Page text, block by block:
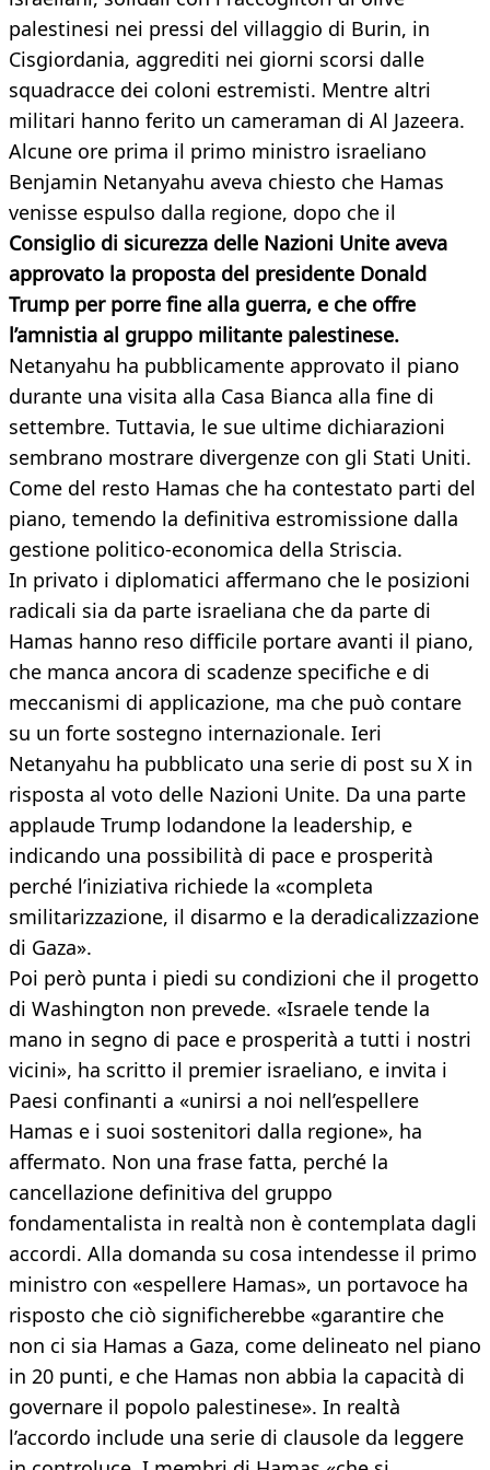
palestinesi nei pressi del villaggio di Burin, in
Cisgiordania, aggrediti nei giorni scorsi dalle
squadracce dei coloni estremisti. Mentre altri
militari hanno ferito un cameraman di Al Jazeera.
Alcune ore prima il primo ministro israeliano
Benjamin Netanyahu aveva chiesto che Hamas
venisse espulso dalla regione, dopo che il
Consiglio di sicurezza delle Nazioni Unite aveva
approvato la proposta del presidente Donald
Trump per porre fine alla guerra, e che offre
l’amnistia al gruppo militante palestinese.
Netanyahu ha pubblicamente approvato il piano
durante una visita alla Casa Bianca alla fine di
settembre. Tuttavia, le sue ultime dichiarazioni
sembrano mostrare divergenze con gli Stati Uniti.
Come del resto Hamas che ha contestato parti del
piano, temendo la definitiva estromissione dalla
gestione politico-economica della Striscia.
In privato i diplomatici affermano che le posizioni
radicali sia da parte israeliana che da parte di
Hamas hanno reso difficile portare avanti il piano,
che manca ancora di scadenze specifiche e di
meccanismi di applicazione, ma che può contare
su un forte sostegno internazionale. Ieri
Netanyahu ha pubblicato una serie di post su X in
risposta al voto delle Nazioni Unite. Da una parte
applaude Trump lodandone la leadership, e
indicando una possibilità di pace e prosperità
perché l’iniziativa richiede la «completa
smilitarizzazione, il disarmo e la deradicalizzazione
di Gaza».
Poi però punta i piedi su condizioni che il progetto
di Washington non prevede. «Israele tende la
mano in segno di pace e prosperità a tutti i nostri
vicini», ha scritto il premier israeliano, e invita i
Paesi confinanti a «unirsi a noi nell’espellere
Hamas e i suoi sostenitori dalla regione», ha
affermato. Non una frase fatta, perché la
cancellazione definitiva del gruppo
fondamentalista in realtà non è contemplata dagli
accordi. Alla domanda su cosa intendesse il primo
ministro con «espellere Hamas», un portavoce ha
risposto che ciò significherebbe «garantire che
non ci sia Hamas a Gaza, come delineato nel piano
in 20 punti, e che Hamas non abbia la capacità di
governare il popolo palestinese». In realtà
l’accordo include una serie di clausole da leggere